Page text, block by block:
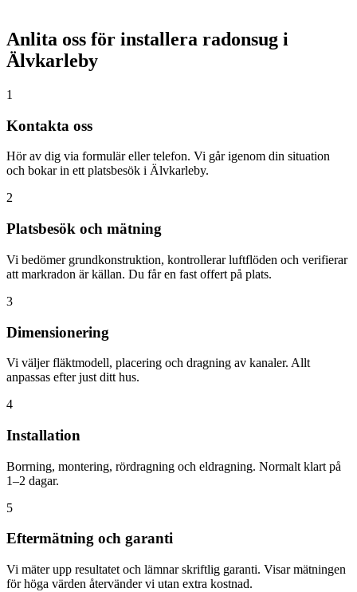
Anlita oss för installera radonsug i
Älvkarleby
1
Kontakta oss
Hör av dig via formulär eller telefon. Vi går igenom din situation
och bokar in ett platsbesök i Älvkarleby.
2
Platsbesök och mätning
Vi bedömer grundkonstruktion, kontrollerar luftflöden och verifierar
att markradon är källan. Du får en fast offert på plats.
3
Dimensionering
Vi väljer fläktmodell, placering och dragning av kanaler. Allt
anpassas efter just ditt hus.
4
Installation
Borrning, montering, rördragning och eldragning. Normalt klart på
1–2 dagar.
5
Eftermätning och garanti
Vi mäter upp resultatet och lämnar skriftlig garanti. Visar mätningen
för höga värden återvänder vi utan extra kostnad.